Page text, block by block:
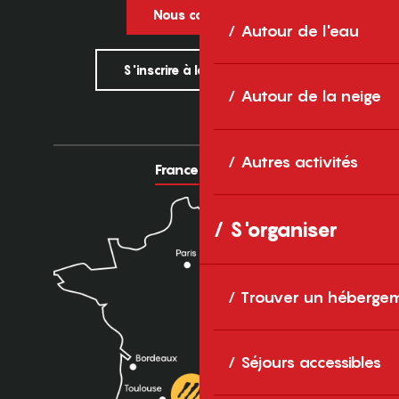
Autour de l'eau
Autour de la neige
Autres activités
S'organiser
Trouver un
Séjours accessibles
Nous contacter
S'inscrire à la newsletter
France Europe